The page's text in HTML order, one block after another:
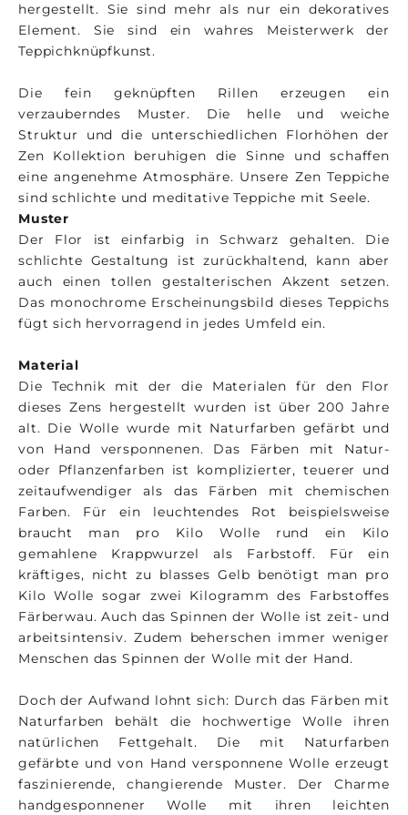
hergestellt. Sie sind mehr als nur ein dekoratives
Element. Sie sind ein wahres Meisterwerk der
Teppichknüpfkunst.
Die fein geknüpften Rillen erzeugen ein
verzauberndes Muster. Die helle und weiche
Struktur und die unterschiedlichen Florhöhen der
Zen Kollektion beruhigen die Sinne und schaffen
eine angenehme Atmosphäre. Unsere Zen Teppiche
sind schlichte und meditative Teppiche mit Seele.
Muster
Der Flor ist einfarbig in Schwarz gehalten. Die
schlichte Gestaltung ist zurückhaltend, kann aber
auch einen tollen gestalterischen Akzent setzen.
Das monochrome Erscheinungsbild dieses Teppichs
fügt sich hervorragend in jedes Umfeld ein.
Material
Die Technik mit der die Materialen für den Flor
dieses Zens hergestellt wurden ist über 200 Jahre
alt. Die Wolle wurde mit Naturfarben gefärbt und
von Hand versponnenen. Das Färben mit Natur-
oder Pflanzenfarben ist komplizierter, teuerer und
zeitaufwendiger als das Färben mit chemischen
Farben. Für ein leuchtendes Rot beispielsweise
braucht man pro Kilo Wolle rund ein Kilo
gemahlene Krappwurzel als Farbstoff. Für ein
kräftiges, nicht zu blasses Gelb benötigt man pro
Kilo Wolle sogar zwei Kilogramm des Farbstoffes
Färberwau. Auch das Spinnen der Wolle ist zeit- und
arbeitsintensiv. Zudem beherschen immer weniger
Menschen das Spinnen der Wolle mit der Hand.
Doch der Aufwand lohnt sich: Durch das Färben mit
Naturfarben behält die hochwertige Wolle ihren
natürlichen Fettgehalt. Die mit Naturfarben
gefärbte und von Hand versponnene Wolle erzeugt
faszinierende, changierende Muster. Der Charme
handgesponnener Wolle mit ihren leichten